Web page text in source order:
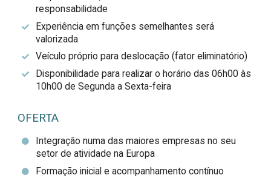
responsabilidade
Experiência em funções semelhantes será
valorizada
Veículo próprio para deslocação (fator eliminatório)
Disponibilidade para realizar o horário das 06h00 às
10h00 de Segunda a Sexta-feira
OFERTA
Integração numa das maiores empresas no seu
setor de atividade na Europa
Formação inicial e acompanhamento contínuo